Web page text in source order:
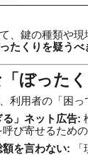
、鍵の種類や現
たくりを疑うべ
ぼった
利用者の「困
る」ネット広告:
び寄せるため
額を言わない: